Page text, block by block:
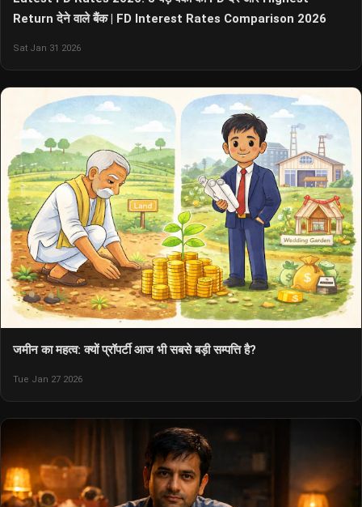
Return देने वाले बैंक | FD Interest Rates Comparison 2026
Sat Jan 31 2026
जमीन का महत्व: क्यों प्रॉपर्टी आज भी सबसे बड़ी सम्पत्ति है?
Tue Jan 27 2026